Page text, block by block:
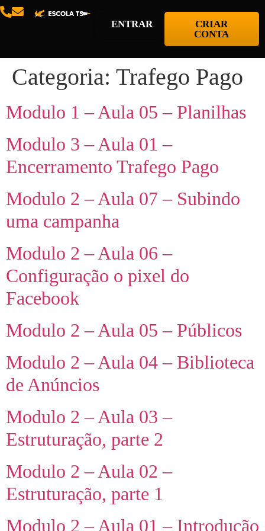
ENTRAR
CRIAR
CONTA
Categoria: Trafego Pago
Modulo 1 – Aula 05 – Planilhas
Modulo 3 – Aula 01 –
Encerramento Trafego Pago
Modulo 2 – Aula 07 – Subindo
uma campanha
Modulo 2 – Aula 06 –
Configuração o pixel do
Facebook
Modulo 2 – Aula 05 – Públicos
Modulo 2 – Aula 04 – Biblioteca
de Anúncios
Modulo 2 – Aula 03 –
Estruturação, parte 2
Modulo 2 – Aula 02 –
Estruturação, parte 1
Modulo 2 – Aula 01 – Introdução